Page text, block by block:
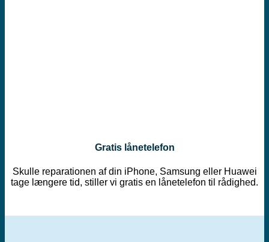
Gratis lånetelefon
Skulle reparationen af din iPhone, Samsung eller Huawei
tage længere tid, stiller vi gratis en lånetelefon til rådighed.